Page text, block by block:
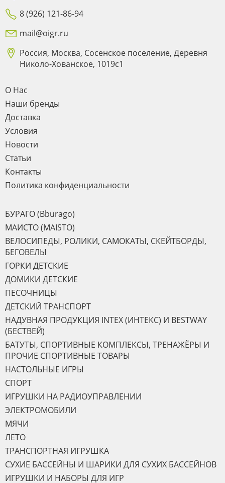
8 (926) 121-86-94
mail@oigr.ru
Россия, Москва, Сосенское поселение, Деревня
Николо-Хованское, 1019с1
О Нас
Наши бренды
Доставка
Условия
Новости
Статьи
Контакты
Политика конфиденциальности
БУРАГО (Bburago)
МАИСТО (MAISTO)
ВЕЛОСИПЕДЫ, РОЛИКИ, САМОКАТЫ, СКЕЙТБОРДЫ,
БЕГОВЕЛЫ
ГОРКИ ДЕТСКИЕ
ДОМИКИ ДЕТСКИЕ
ПЕСОЧНИЦЫ
ДЕТСКИЙ ТРАНСПОРТ
НАДУВНАЯ ПРОДУКЦИЯ INTEX (ИНТЕКС) И BESTWAY
(БЕСТВЕЙ)
БАТУТЫ, СПОРТИВНЫЕ КОМПЛЕКСЫ, ТРЕНАЖЁРЫ И
ПРОЧИЕ СПОРТИВНЫЕ ТОВАРЫ
НАСТОЛЬНЫЕ ИГРЫ
СПОРТ
ИГРУШКИ НА РАДИОУПРАВЛЕНИИ
ЭЛЕКТРОМОБИЛИ
МЯЧИ
ЛЕТО
ТРАНСПОРТНАЯ ИГРУШКА
СУХИЕ БАССЕЙНЫ И ШАРИКИ ДЛЯ СУХИХ БАССЕЙНОВ
ИГРУШКИ И НАБОРЫ ДЛЯ ИГР